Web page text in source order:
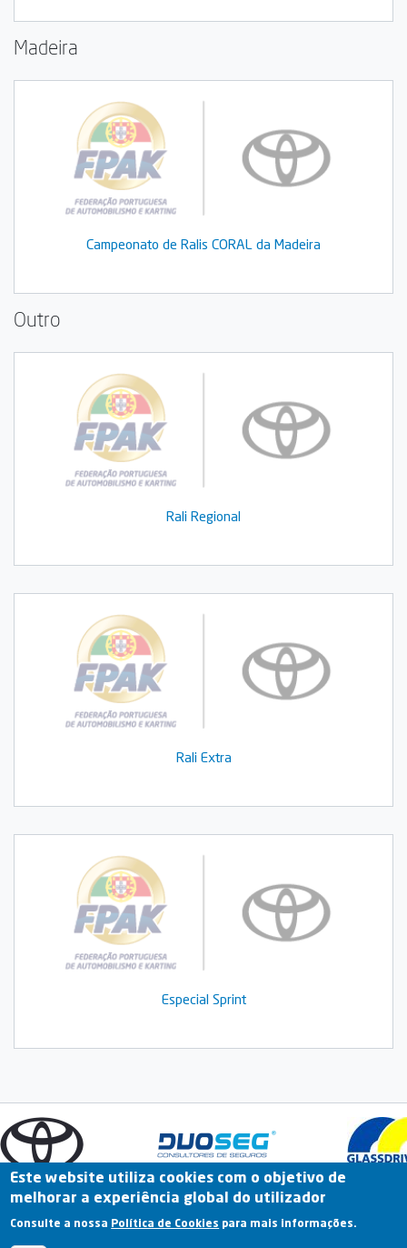
Madeira
Campeonato de Ralis CORAL da Madeira
Outro
Rali Regional
Rali Extra
Especial Sprint
Previous
Fale Connosco Portal Online Arquivo
Este website utiliza cookies com o objetivo de
melhorar a experiência global do utilizador
Consulte a nossa Política de Cookies para mais informações.